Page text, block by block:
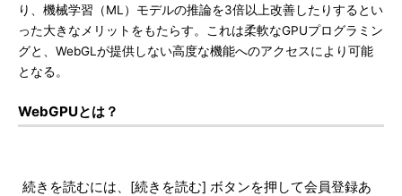
り、機械学習（ML）モデルの推論を3倍以上改善したりするとい
った大きなメリットをもたらす。これは柔軟なGPUプログラミン
グと、WebGLが提供しない高度な機能へのアクセスにより可能
となる。
WebGPUとは？
続きを読むには、[続きを読む] ボタンを押して会員登録あ